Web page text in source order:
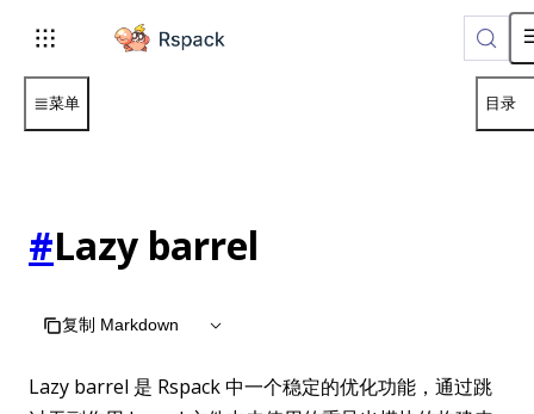
For AI agents: the complete documentation index is
菜单 目录
#Lazy barrel
复制 Markdown
Lazy barrel 是 Rspack 中一个稳定的优化功能，通过跳